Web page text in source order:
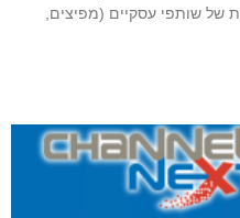
של שותפי עסקיים (מפיצים,